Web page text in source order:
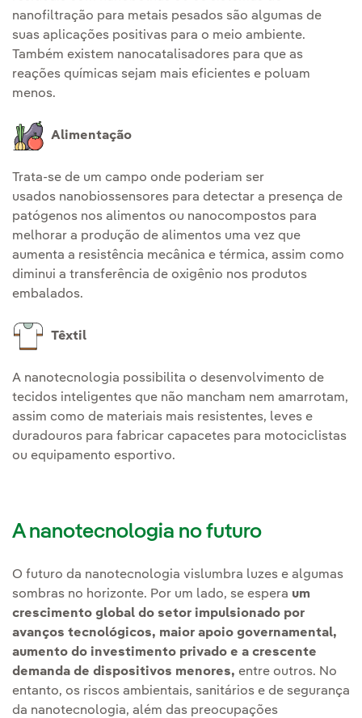
nanofiltração para metais pesados são algumas de
suas aplicações positivas para o meio ambiente.
Também existem nanocatalisadores para que as
reações químicas sejam mais eficientes e poluam
menos.
Alimentação
Trata-se de um campo onde poderiam ser
usados nanobiossensores para detectar a presença de
patógenos nos alimentos ou nanocompostos para
melhorar a produção de alimentos uma vez que
aumenta a resistência mecânica e térmica, assim como
diminui a transferência de oxigênio nos produtos
embalados.
Têxtil
A nanotecnologia possibilita o desenvolvimento de
tecidos inteligentes que não mancham nem amarrotam,
assim como de materiais mais resistentes, leves e
duradouros para fabricar capacetes para motociclistas
ou equipamento esportivo.
A nanotecnologia no futuro
O futuro da nanotecnologia vislumbra luzes e algumas
sombras no horizonte. Por um lado, se espera um
crescimento global do setor impulsionado por
avanços tecnológicos, maior apoio governamental,
aumento do investimento privado e a crescente
demanda de dispositivos menores, entre outros. No
entanto, os riscos ambientais, sanitários e de segurança
da nanotecnologia, além das preocupações